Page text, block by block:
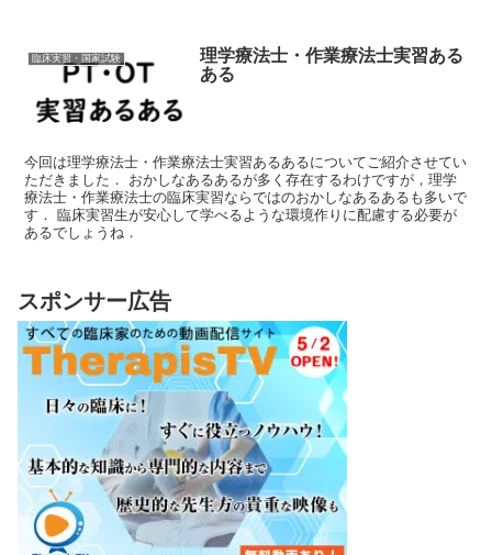
臨床実習・国家試験
理学療法士・作業療法士実習ある
ある
今回は理学療法士・作業療法士実習あるあるについてご紹介させてい
ただきました． おかしなあるあるが多く存在するわけですが，理学
療法士・作業療法士の臨床実習ならではのおかしなあるあるも多いで
す． 臨床実習生が安心して学べるような環境作りに配慮する必要が
あるでしょうね．
スポンサー広告